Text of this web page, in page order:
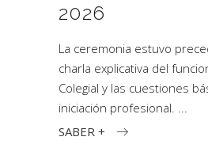
2026
La ceremonia estuvo
charla explicativa del
Colegial y las cuestiones
iniciación profesional.
SABER +